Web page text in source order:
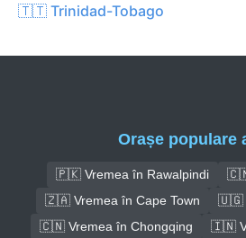
🇹🇹 Trinidad-Tobago
Orașe populare
🇵🇰 Vremea în Rawalpindi
🇨🇳
🇿🇦 Vremea în Cape Town
🇺🇬
🇨🇳 Vremea în Chongqing
🇮🇳